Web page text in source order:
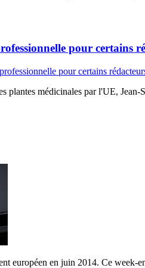
pour certains
plantes médicinales par l'UE,
européen en juin 2014. Ce week-